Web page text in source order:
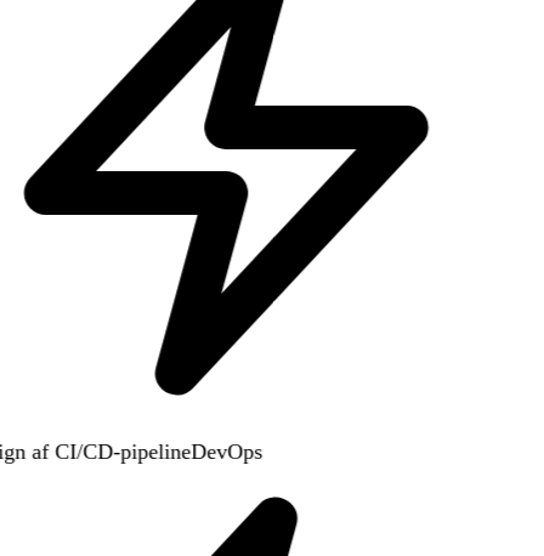
af CI/CD-pipelineDevOps